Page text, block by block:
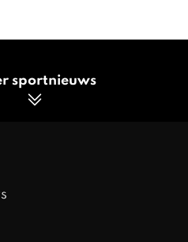
sportnieuws